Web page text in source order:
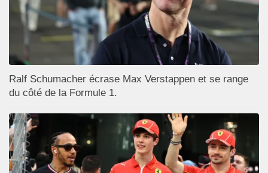
Ralf Schumacher écrase Max Verstappen et se range
du côté de la Formule 1.